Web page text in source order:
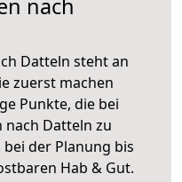
nach
Datteln steht an
zuerst machen
Punkte, die bei
nach Datteln zu
der Planung bis
Hab & Gut.